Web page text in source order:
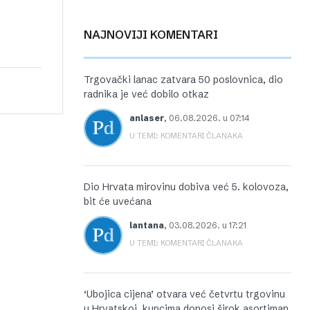
NAJNOVIJI KOMENTARI
Trgovački lanac zatvara 50 poslovnica, dio
radnika je već dobilo otkaz
anlaser, 06.08.2026. u 07:14
U TEMI: KOMENTARI ČLANAKA
Dio Hrvata mirovinu dobiva već 5. kolovoza,
bit će uvećana
lantana, 03.08.2026. u 17:21
U TEMI: KOMENTARI ČLANAKA
‘Ubojica cijena’ otvara već četvrtu trgovinu